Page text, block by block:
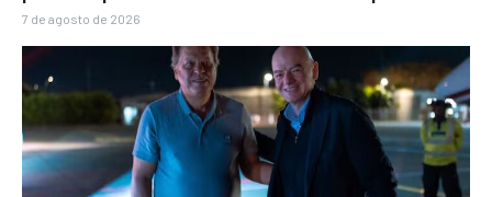
7 de agosto de 2026